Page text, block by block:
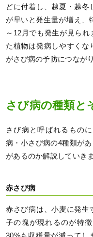
どに付着し、越夏・越冬
が早いと発生量が増え、
～12月でも発生が見ら
た植物は発病しやすくな
がさび病の予防につなが
さび病の種類と
さび病と呼ばれるもの
病・小さび病の4種類が
があるのか解説していきま
赤さび病
赤さび病は、小麦に発生
子の塊が現れるのが特